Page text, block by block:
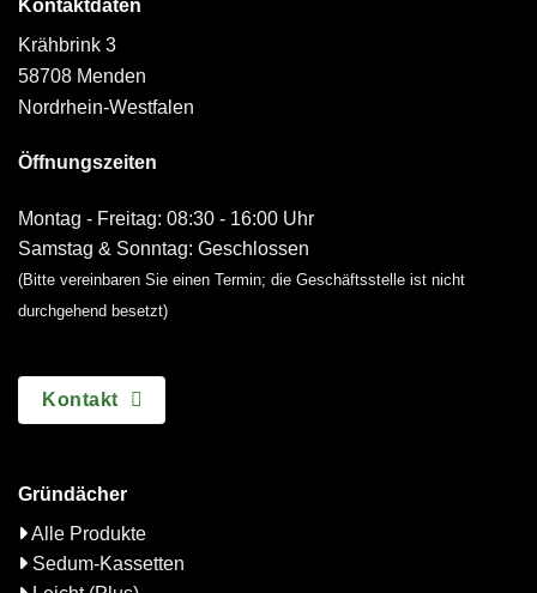
Kontaktdaten
Krähbrink 3
58708 Menden
Nordrhein-Westfalen
Öffnungszeiten
Montag - Freitag: 08:30 - 16:00 Uhr
Samstag & Sonntag: Geschlossen
(Bitte vereinbaren Sie einen Termin; die Geschäftsstelle ist nicht
durchgehend besetzt)
Kontakt
Gründächer
Alle Produkte
Sedum-Kassetten